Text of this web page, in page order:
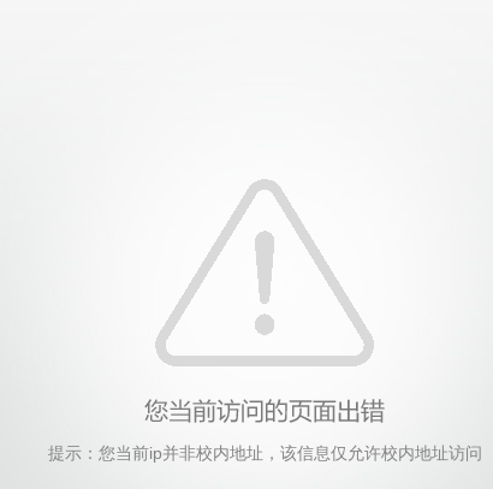
提示：您当前ip并非校内地址，该信息仅允许校内地址访问